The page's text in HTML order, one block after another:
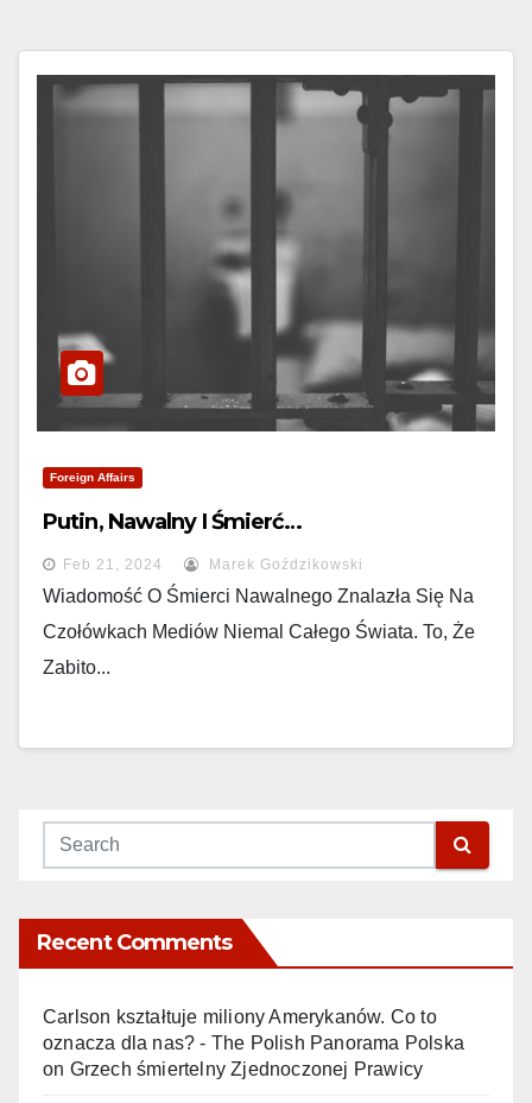
Foreign Affairs
Putin, Nawalny I Śmierć…
Feb 21, 2024 Marek Goździkowski
Wiadomość O Śmierci Nawalnego Znalazła Się Na
Czołówkach Mediów Niemal Całego Świata. To, Że
Zabito...
Recent Comments
Carlson kształtuje miliony Amerykanów. Co to
oznacza dla nas? - The Polish Panorama Polska
on Grzech śmiertelny Zjednoczonej Prawicy